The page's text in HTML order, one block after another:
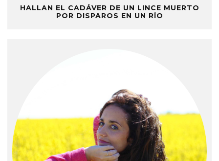
HALLAN EL CADÁVER DE UN LINCE MUERTO
POR DISPAROS EN UN RÍO